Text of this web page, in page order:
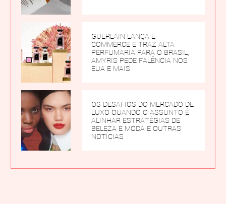
GUERLAIN LANÇA E-
COMMERCE E TRAZ ALTA
PERFUMARIA PARA O BRASIL,
AMYRIS PEDE FALÊNCIA NOS
EUA E MAIS
OS DESAFIOS DO MERCADO DE
LUXO QUANDO O ASSUNTO É
ALINHAR ESTRATÉGIAS DE
BELEZA E MODA E OUTRAS
NOTÍCIAS